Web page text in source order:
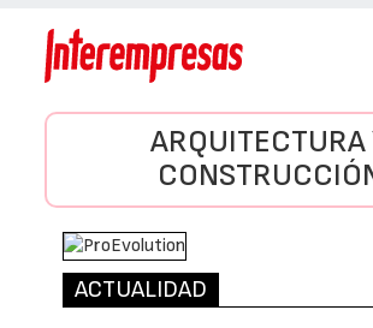
ARQUITECTURA
ACTUALIDAD